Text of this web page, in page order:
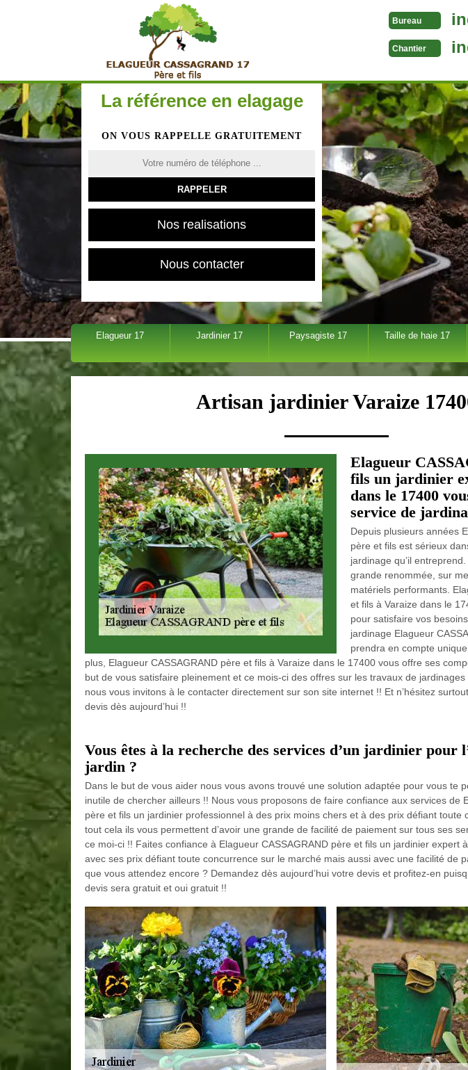
Bureau
Chantier
La référence en elagage
ON VOUS RAPPELLE GRATUITEMENT
Nos realisations
Nous contacter
Elagueur 17 Jardinier 17 Paysagiste 17 Taille de haie 17
Artisan jardinier Varaize
Elagueur
fils un jardinier
dans le 17400
service de
Depuis plusieurs années
père et fils est sérieux
jardinage qu’il
grande renommée, sur
matériels performants.
et fils à Varaize dans le
pour satisfaire vos
jardinage Elagueur
prendra en compte
plus, Elagueur CASSAGRAND père et fils à Varaize dans le 17400 vous offre ses
but de vous satisfaire pleinement et ce mois-ci des offres sur les travaux de jardinages
nous vous invitons à le contacter directement sur son site internet !! Et n’hésitez
devis dès aujourd’hui !!
Vous êtes à la recherche des services d’un jardinier pour
jardin ?
Dans le but de vous aider nous vous avons trouvé une solution adaptée pour vous te
inutile de chercher ailleurs !! Nous vous proposons de faire confiance aux services de
père et fils un jardinier professionnel à des prix moins chers et à des prix défiant toute
tout cela ils vous permettent d’avoir une grande de facilité de paiement sur tous ses
ce moi-ci !! Faites confiance à Elagueur CASSAGRAND père et fils un jardinier expert
avec ses prix défiant toute concurrence sur le marché mais aussi avec une facilité de
que vous attendez encore ? Demandez dès aujourd’hui votre devis et profitez-en
devis sera gratuit et oui gratuit !!